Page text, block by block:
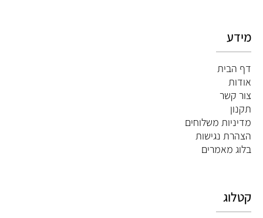
מידע
דף הבית
אודות
צור קשר
תקנון
מדיניות משלוחים
הצהרת נגישות
בלוג מאמרים
קטלוג